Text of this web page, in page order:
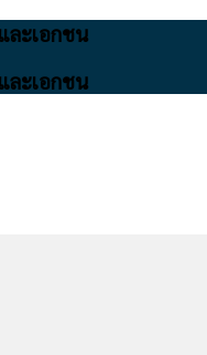
ละเอกชน
ละเอกชน